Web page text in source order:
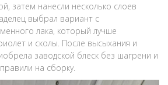
затем нанесли несколько слоев
выбрал вариант с
лака, который лучше
и сколы. После высыхания и
заводской блеск без шагрени и
на сборку.